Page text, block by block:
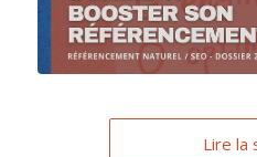
Lire la